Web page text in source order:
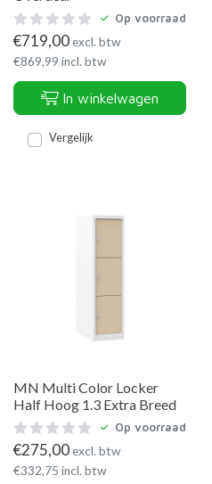
Op voorraad
€719,00excl. btw
€869,99 incl. btw
In winkelwagen
Vergelijk
MN Multi Color Locker
Half Hoog 1.3 Extra Breed
Op voorraad
€275,00excl. btw
€332,75 incl. btw